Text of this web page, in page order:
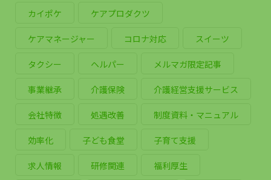
カイポケ ケアプロダクツ
ケアマネージャー コロナ対応 スイーツ
タクシー ヘルパー メルマガ限定記事
事業継承 介護保険 介護経営支援サービス
会社特徴 処遇改善 制度資料・マニュアル
効率化 子ども食堂 子育て支援
求人情報 研修関連 福利厚生